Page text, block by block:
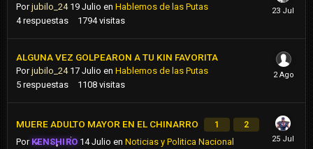
Porjubilo_24 19 Julio en Hablemos de las Putas
4 respuestas 1794 visitas
ALGUNA VEZ GOLPEARON A TU KIN FAVORITA
Porjubilo_24 17 Julio en Hablemos de las Putas
5 respuestas 1108 visitas
MUERE ADULTO MAYOR EN EL CHINARRO 1 2
Por KENSHIRO 14 Julio enNoticias y Politica Nacional